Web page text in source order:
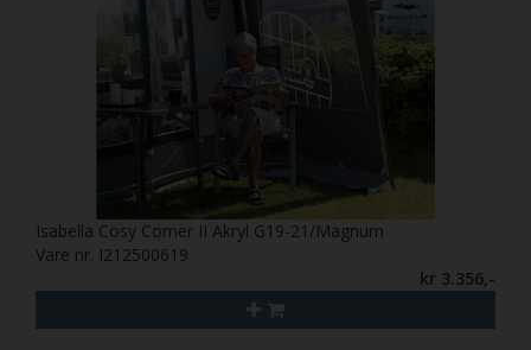
Isabella Cosy Corner II Akryl G19-21/Magnum
Vare nr. I212500619
kr 3.356,-